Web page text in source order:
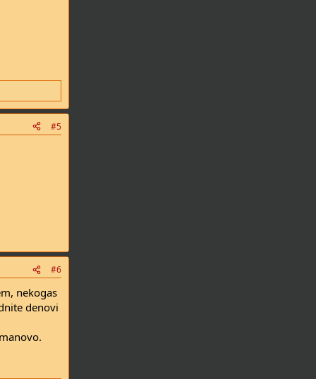
#5
#6
nekogas
denovi